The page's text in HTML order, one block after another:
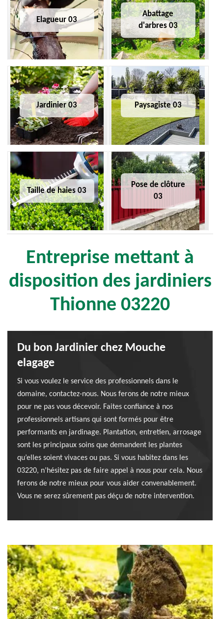
Elagueur 03
Abattage
d'arbres 03
Jardinier 03 Paysagiste 03
Taille de haies 03
Pose de clôture
03
Entreprise mettant à
disposition des jardiniers
Thionne 03220
Du bon Jardinier chez Mouche
elagage
Si vous voulez le service des professionnels dans le
domaine, contactez-nous. Nous ferons de notre mieux
pour ne pas vous décevoir. Faites confiance à nos
professionnels artisans qui sont formés pour être
performants en jardinage. Plantation, entretien, arrosage
sont les principaux soins que demandent les plantes
qu’elles soient vivaces ou pas. Si vous habitez dans les
03220, n’hésitez pas de faire appel à nous pour cela. Nous
ferons de notre mieux pour vous aider convenablement.
Vous ne serez sûrement pas déçu de notre intervention.